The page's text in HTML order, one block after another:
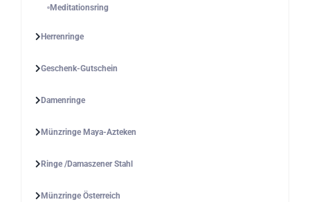
Meditationsring
Herrenringe
Geschenk-Gutschein
Damenringe
Münzringe Maya-Azteken
Ringe /Damaszener Stahl
Münzringe Österreich